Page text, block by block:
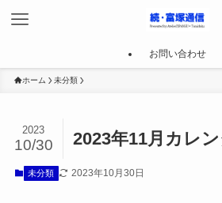
お問い合わせ
ホーム 未分類
2023年11月カレ
2023
10/30
未分類 2023年10月30日